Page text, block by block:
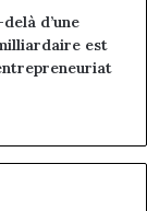
d’une
est